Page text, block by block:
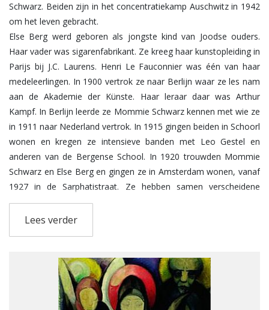
Schwarz. Beiden zijn in het concentratiekamp Auschwitz in 1942
om het leven gebracht.
Else Berg werd geboren als jongste kind van Joodse ouders.
Haar vader was sigarenfabrikant. Ze kreeg haar kunstopleiding in
Parijs bij J.C. Laurens. Henri Le Fauconnier was één van haar
medeleerlingen. In 1900 vertrok ze naar Berlijn waar ze les nam
aan de Akademie der Künste. Haar leraar daar was Arthur
Kampf. In Berlijn leerde ze Mommie Schwarz kennen met wie ze
in 1911 naar Nederland vertrok. In 1915 gingen beiden in Schoorl
wonen en kregen ze intensieve banden met Leo Gestel en
anderen van de Bergense School. In 1920 trouwden Mommie
Schwarz en Else Berg en gingen ze in Amsterdam wonen, vanaf
1927 in de Sarphatistraat. Ze hebben samen verscheidene
kunstreizen gemaakt, o.a. naar Mallorca, het toenmalige
Joegoslavië, Turkije en Spanje. Na het begin van de Tweede
Direct na aankomst zijn ze op 19 november 1942 gedood.
Het werk van Else Berg heeft iets kubistisch en vertoont tevens
invloeden van het luminisme. Ze wordt wel gerekend tot de
Lees verder